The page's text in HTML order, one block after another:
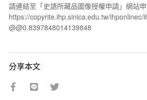
請連結至「史語所藏品圖像授權申請」網站申
https://copyrite.ihp.sinica.edu.tw/ihponlinec/
@@0.8397848014139848
分享本文